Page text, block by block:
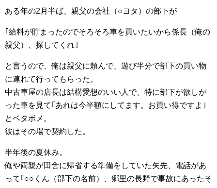
ある年の2月半ば、親父の会社（○ヨタ）の部下が
｢給料が貯まったのでそろそろ車を買いたいから係長（俺の
親父）、探してくれ｣
と言うので、俺は親父に頼んで、遊び半分で部下の買い物
に連れて行ってもらった。
中古車屋の店長は結構愛想のいい人で、特に部下が欲しが
った車を見て｢あれは今半額にしてます。お買い得ですよ｣
とベタボメ。
彼はその場で契約した。
半年後の夏休み。
俺や両親が田舎に帰省する準備をしていた矢先、電話があ
って｢○○くん（部下の名前）、郷里の長野で事故にあったそ